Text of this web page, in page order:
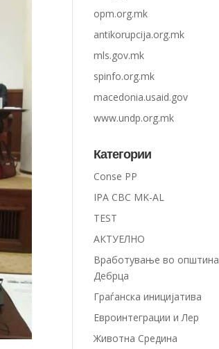
opm.org.mk
antikorupcija.org.mk
mls.gov.mk
spinfo.org.mk
macedonia.usaid.gov
www.undp.org.mk
Категории
Conse PP
IPA CBC MK-AL
TEST
АКТУЕЛНО
Вработување во општина
Дебрца
Граѓанска иницијатива
Евроинтеграции и Лер
Животна Средина